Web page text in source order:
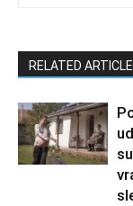
RELATED